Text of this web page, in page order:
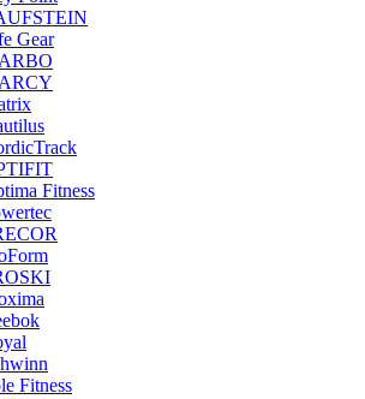
Gear
Fitness
Fitness